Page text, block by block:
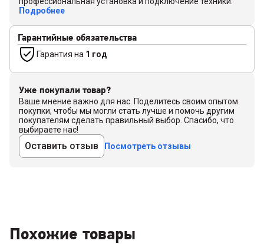
Подробнее
Гарантийные обязательства
Гарантия на 1 год
Уже покупали товар?
Ваше мнение важно для нас. Поделитесь своим опытом
покупки, чтобы мы могли стать лучше и помочь другим
покупателям сделать правильный выбор. Спасибо, что
выбираете нас!
Оставить отзыв Посмотреть отзывы
Похожие товары